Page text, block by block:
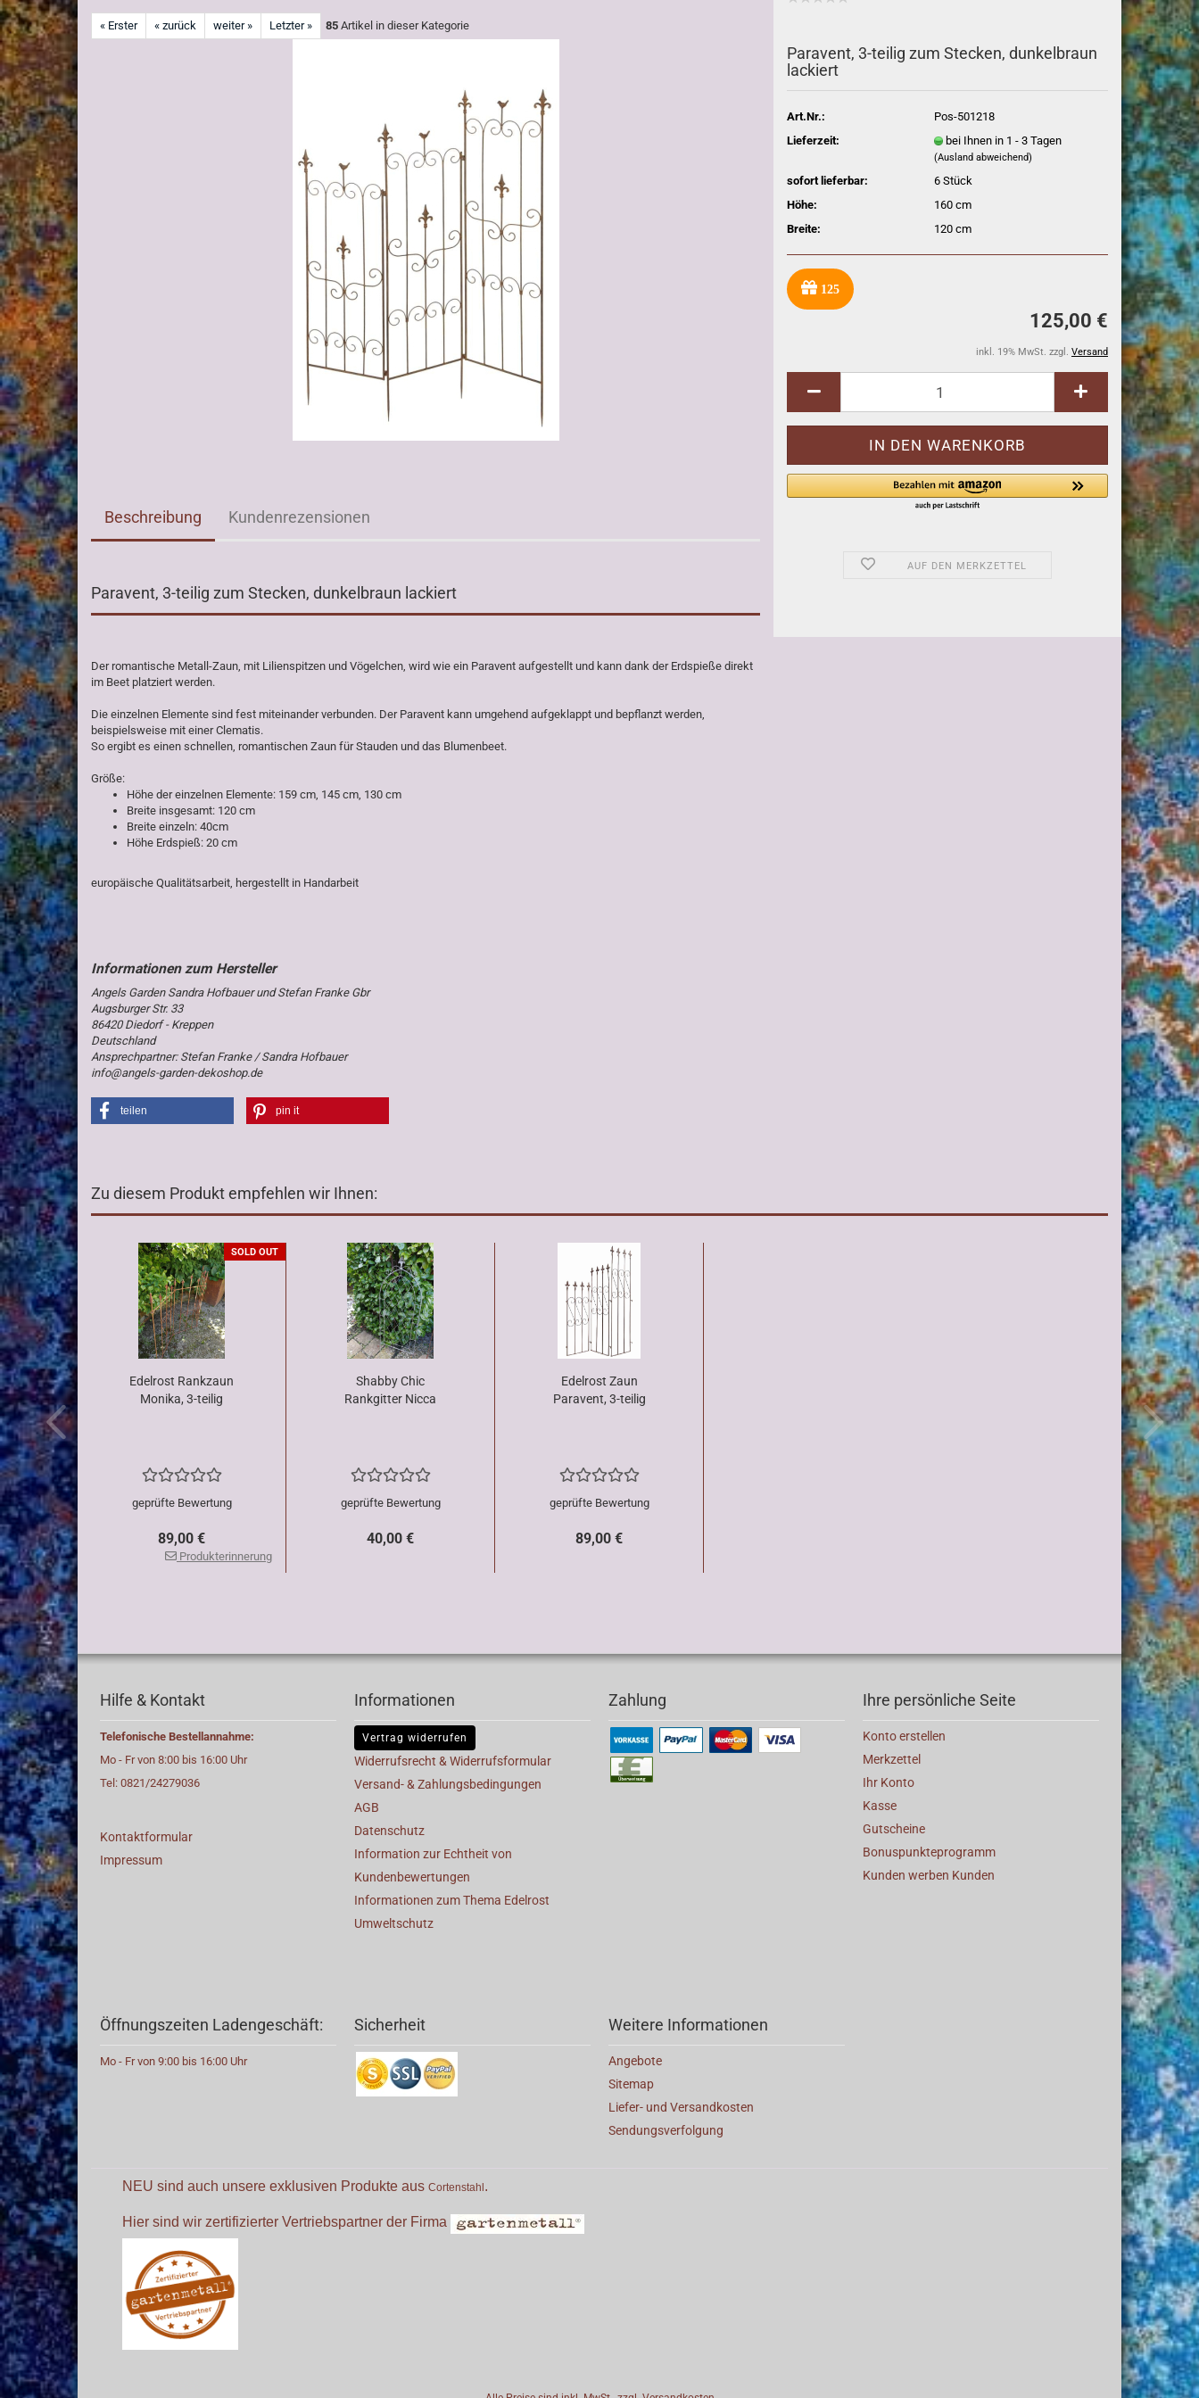
« Erster « zurück weiter » Letzter » 85 Artikel in dieser Kategorie
Paravent, 3-teilig zum Stecken, dunkelbraun
lackiert
Art.Nr.:
Pos-501218
Lieferzeit:
bei Ihnen in 1 - 3 Tagen
(Ausland abweichend)
sofort lieferbar: 6 Stück
Höhe:
160 cm
Breite:
120 cm
125
125,00 €
inkl. 19% MwSt. zzgl. Versand
AUF DEN MERKZETTEL
Beschreibung Kundenrezensionen
Paravent, 3-teilig zum Stecken, dunkelbraun lackiert
Der romantische Metall-Zaun, mit Lilienspitzen und Vögelchen, wird wie ein Paravent aufgestellt und kann dank der Erdspieße direkt
im Beet platziert werden.
Die einzelnen Elemente sind fest miteinander verbunden. Der Paravent kann umgehend aufgeklappt und bepflanzt werden,
beispielsweise mit einer Clematis.
So ergibt es einen schnellen, romantischen Zaun für Stauden und das Blumenbeet.
Größe:
Höhe der einzelnen Elemente: 159 cm, 145 cm, 130 cm
Breite insgesamt: 120 cm
Breite einzeln: 40cm
Höhe Erdspieß: 20 cm
europäische Qualitätsarbeit, hergestellt in Handarbeit
Angels Garden Sandra Hofbauer und Stefan Franke Gbr
Augsburger Str. 33
86420 Diedorf - Kreppen
Deutschland
Ansprechpartner: Stefan Franke / Sandra Hofbauer
info@angels-garden-dekoshop.de
teilen pin it
Zu diesem Produkt empfehlen wir Ihnen:
SOLD OUT
Edelrost Rankzaun
Monika, 3-teilig
geprüfte Bewertung
89,00 €
Produkterinnerung
Shabby Chic
Rankgitter Nicca
geprüfte Bewertung
40,00 €
Edelrost Zaun
Paravent, 3-teilig
geprüfte Bewertung
89,00 €
Hilfe & Kontakt
Telefonische Bestellannahme:
Mo - Fr von 8:00 bis 16:00 Uhr
Tel: 0821/24279036
Kontaktformular
Impressum
Informationen
Vertrag widerrufen
Widerrufsrecht & Widerrufsformular
Versand- & Zahlungsbedingungen
AGB
Datenschutz
Information zur Echtheit von
Kundenbewertungen
Informationen zum Thema Edelrost
Umweltschutz
Zahlung Ihre persönliche Seite
Konto erstellen
Merkzettel
Ihr Konto
Kasse
Gutscheine
Bonuspunkteprogramm
Kunden werben Kunden
Öffnungszeiten Ladengeschäft:
Mo - Fr von 9:00 bis 16:00 Uhr
Sicherheit Weitere Informationen
Angebote
Sitemap
Liefer- und Versandkosten
Sendungsverfolgung
NEU sind auch unsere exklusiven Produkte aus Cortenstahl .
Hier sind wir zertifizierter Vertriebspartner der Firma